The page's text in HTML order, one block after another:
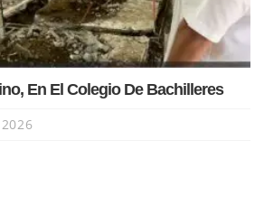
En El Colegio De Bachilleres